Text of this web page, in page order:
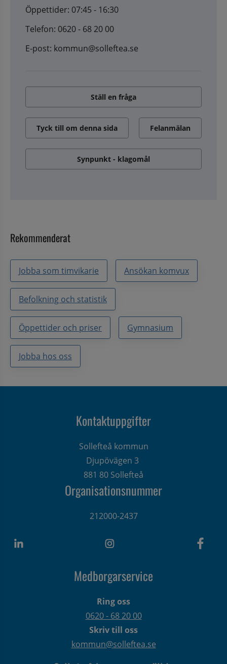
Öppettider: 07:45 - 16:30
Telefon: 0620 - 68 20 00
E-post: kommun@solleftea.se
Ställ en fråga
Tyck till om denna sida Felanmälan
Synpunkt - klagomål
Rekommenderat
Jobba som timvikarie Ansökan komvux
Befolkning och statistik
Öppettider och priser Gymnasium
Jobba hos oss
Kontaktuppgifter
Sollefteå kommun
Djupövägen 3
881 80 Sollefteå
Organisationsnummer
212000-2437
Medborgarservice
Ring oss
0620 - 68 20 00
Skriv till oss
kommun@solleftea.se